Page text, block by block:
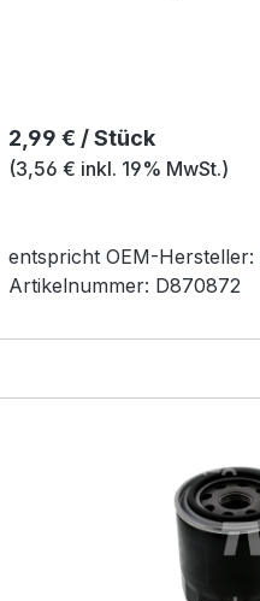
Regulärer Preis:
2,99 € / Stück
(3,56 € inkl. 19% MwSt.)
entspricht OEM-Hersteller:
Artikelnummer: D870872